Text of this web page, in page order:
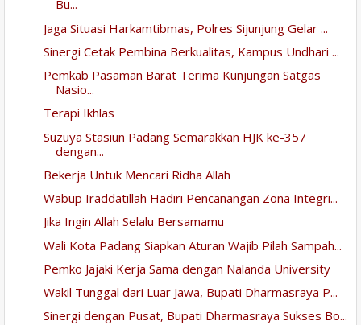
Bu...
Jaga Situasi Harkamtibmas, Polres Sijunjung Gelar ...
Sinergi Cetak Pembina Berkualitas, Kampus Undhari ...
Pemkab Pasaman Barat Terima Kunjungan Satgas
Nasio...
Terapi Ikhlas
Suzuya Stasiun Padang Semarakkan HJK ke-357
dengan...
Bekerja Untuk Mencari Ridha Allah
Wabup Iraddatillah Hadiri Pencanangan Zona Integri...
Jika Ingin Allah Selalu Bersamamu
Wali Kota Padang Siapkan Aturan Wajib Pilah Sampah...
Pemko Jajaki Kerja Sama dengan Nalanda University
Wakil Tunggal dari Luar Jawa, Bupati Dharmasraya P...
Sinergi dengan Pusat, Bupati Dharmasraya Sukses Bo...